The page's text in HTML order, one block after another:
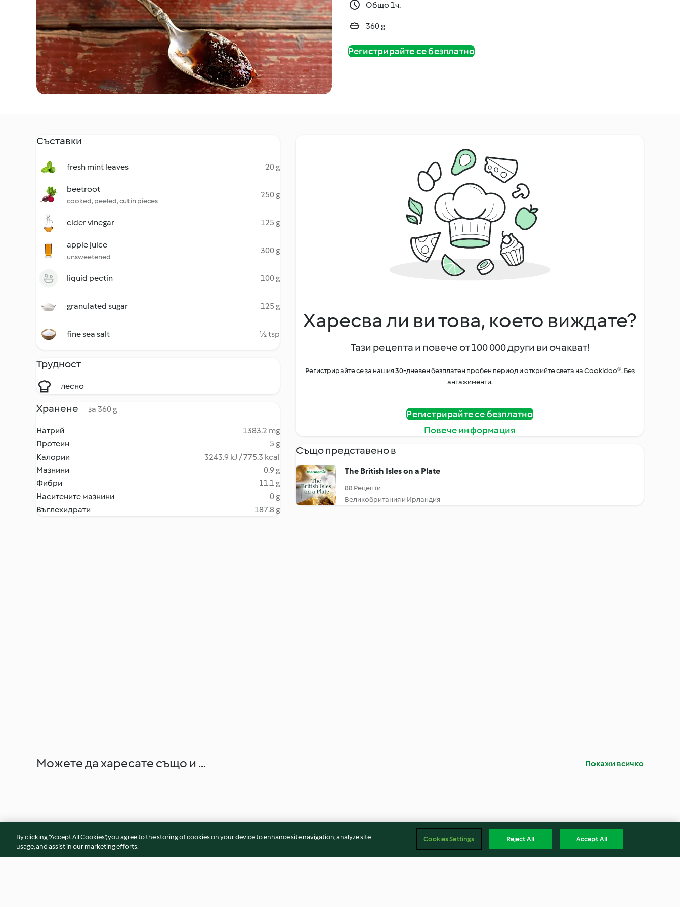
Общо 1ч.
360 g
Регистрирайте се безплатно
Съставки
fresh mint leaves 20 g
beetroot
cooked, peeled, cut in pieces
250 g
cider vinegar 125 g
apple juice
unsweetened
300 g
liquid pectin 100 g
granulated sugar 125 g
fine sea salt ½ tsp
Трудност
лесно
Хранене за 360 g
Натрий
1383.2 mg
Протеин
5 g
Калории
3243.9 kJ / 775.3 kcal
Мазнини
0.9 g
Фибри
11.1 g
Наситените мазнини
0 g
Въглехидрати
187.8 g
Харесва ли ви това, което виждате?
Тази рецепта и повече от 100 000 други ви очакват!
Регистрирайте се за нашия 30-дневен безплатен пробен период и открийте света на Cookidoo®. Без
ангажименти.
Регистрирайте се безплатно
Повече информация
Също представено в
The British Isles on a Plate
88 Рецепти
Великобритания и Ирландия
Можете да харесате също и ... Покажи всичко
By clicking “Accept All Cookies”, you agree to the storing of cookies on your device to enhance site navigation, analyze site
usage, and assist in our marketing efforts.
Cookies Settings Reject All Accept All